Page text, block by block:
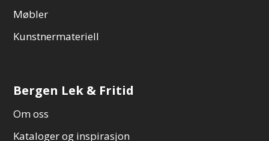
Møbler
Kunstnermateriell
Bergen Lek & Fritid
Om oss
Kataloger og inspirasjon